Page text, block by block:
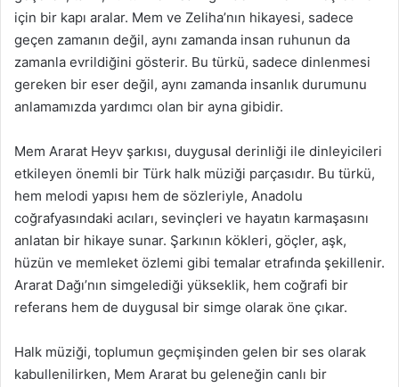
için bir kapı aralar. Mem ve Zeliha’nın hikayesi, sadece
geçen zamanın değil, aynı zamanda insan ruhunun da
zamanla evrildiğini gösterir. Bu türkü, sadece dinlenmesi
gereken bir eser değil, aynı zamanda insanlık durumunu
anlamamızda yardımcı olan bir ayna gibidir.
Mem Ararat Heyv şarkısı, duygusal derinliği ile dinleyicileri
etkileyen önemli bir Türk halk müziği parçasıdır. Bu türkü,
hem melodi yapısı hem de sözleriyle, Anadolu
coğrafyasındaki acıları, sevinçleri ve hayatın karmaşasını
anlatan bir hikaye sunar. Şarkının kökleri, göçler, aşk,
hüzün ve memleket özlemi gibi temalar etrafında şekillenir.
Ararat Dağı’nın simgelediği yükseklik, hem coğrafi bir
referans hem de duygusal bir simge olarak öne çıkar.
Halk müziği, toplumun geçmişinden gelen bir ses olarak
kabullenilirken, Mem Ararat bu geleneğin canlı bir